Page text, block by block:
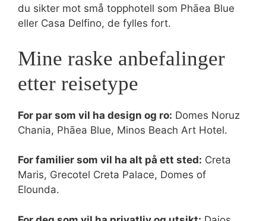
du sikter mot små topphotell som Phāea Blue
eller Casa Delfino, de fylles fort.
Mine raske anbefalinger
etter reisetype
For par som vil ha design og ro: Domes Noruz
Chania, Phāea Blue, Minos Beach Art Hotel.
For familier som vil ha alt på ett sted: Creta
Maris, Grecotel Creta Palace, Domes of
Elounda.